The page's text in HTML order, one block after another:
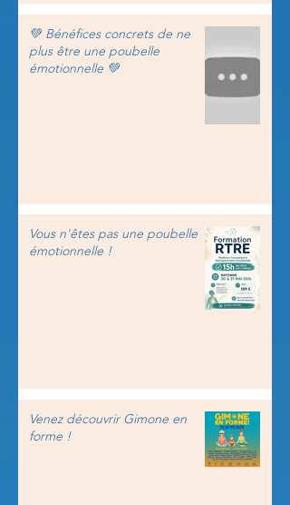
💚 Bénéfices concrets de ne
plus être une poubelle
émotionnelle 💚
Vous n'êtes pas une poubelle
émotionnelle !
Venez découvrir Gimone en
forme !